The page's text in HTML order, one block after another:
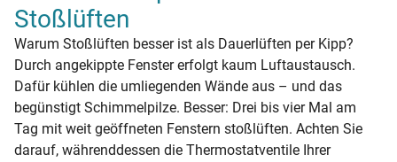
Stoßlüften
Warum Stoßlüften besser ist als Dauerlüften per Kipp?
Durch angekippte Fenster erfolgt kaum Luftaustausch.
Dafür kühlen die umliegenden Wände aus – und das
begünstigt Schimmelpilze. Besser: Drei bis vier Mal am
Tag mit weit geöffneten Fenstern stoßlüften. Achten Sie
darauf, währenddessen die Thermostatventile Ihrer